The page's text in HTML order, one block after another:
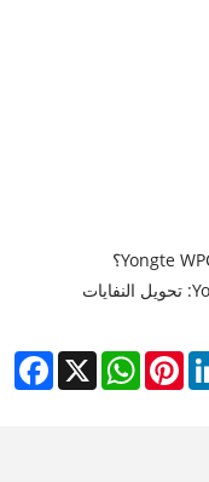
خط تحبيب الآلات البلاستيكية في Yongte: تحويل النفايات
X
WhatsAppPinterest